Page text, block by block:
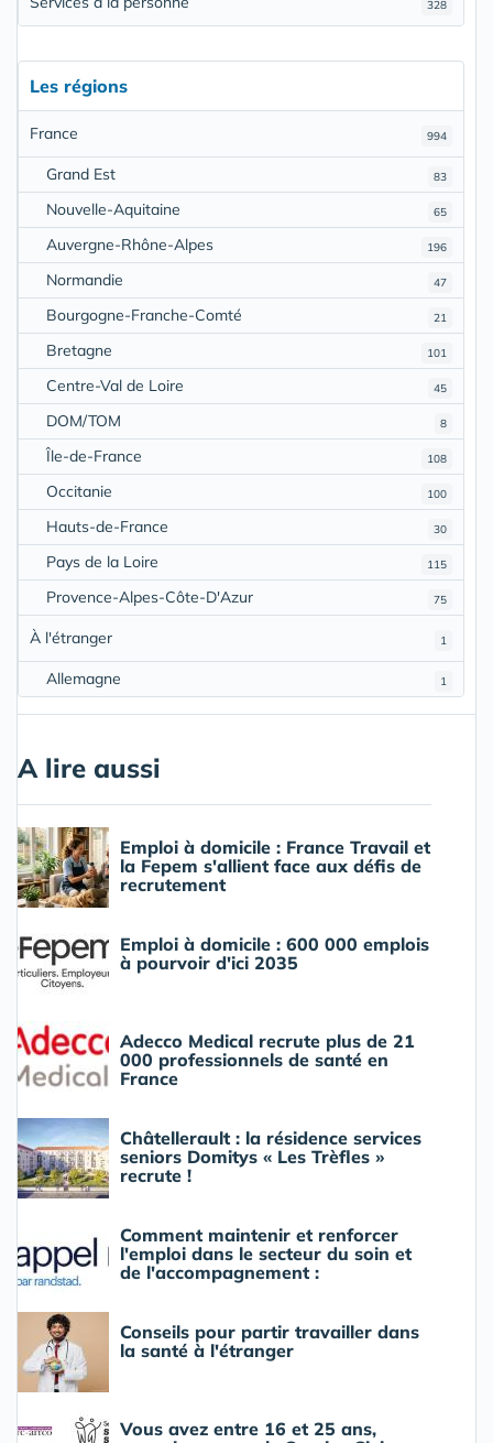
328
Les régions
994
France
83
Grand Est
65
Nouvelle-Aquitaine
196
Auvergne-Rhône-Alpes
47
Normandie
21
Bourgogne-Franche-Comté
101
Bretagne
45
Centre-Val de Loire
8
DOM/TOM
108
Île-de-France
100
Occitanie
30
Hauts-de-France
115
Pays de la Loire
75
Provence-Alpes-Côte-D'Azur
1
À l'étranger
1
Allemagne
A lire aussi
Emploi à domicile : France Travail et
la Fepem s'allient face aux défis de
recrutement
Emploi à domicile : 600 000 emplois
à pourvoir d'ici 2035
Adecco Medical recrute plus de 21
000 professionnels de santé en
France
Châtellerault : la résidence services
seniors Domitys « Les Trèfles »
recrute !
Comment maintenir et renforcer
l'emploi dans le secteur du soin et
de l'accompagnement :
Conseils pour partir travailler dans
la santé à l'étranger
Vous avez entre 16 et 25 ans,